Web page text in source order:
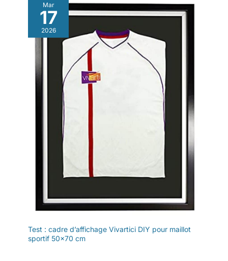
Mar
17
2026
Test : cadre d’affichage Vivartici DIY pour maillot
sportif 50×70 cm